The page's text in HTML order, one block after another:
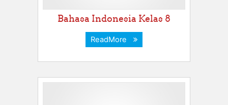
Bahasa Indonesia Kelas 8
ReadMore